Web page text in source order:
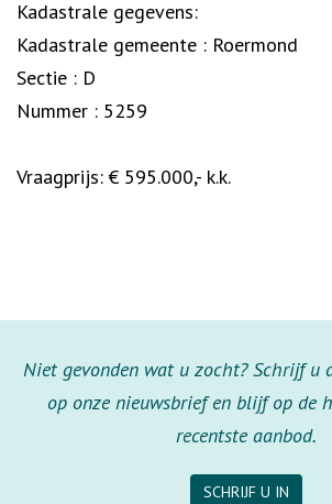
Kadastrale gegevens:
Kadastrale gemeente : Roermond
Sectie : D
Nummer : 5259
Vraagprijs: € 595.000,- k.k.
Niet gevonden wat u zocht? Schrijf u
op onze nieuwsbrief en blijf op de
recentste aanbod.
SCHRIJF U IN